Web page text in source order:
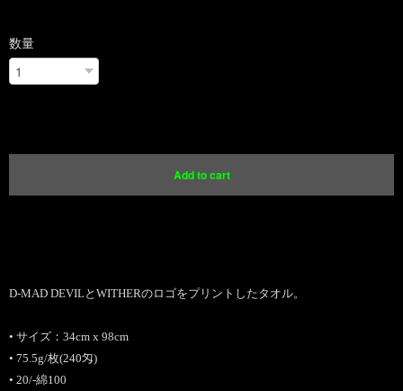
数量
Add to cart
D-MAD DEVILとWITHERのロゴをプリントしたタオル。
• サイズ：34cm х 98cm
• 75.5g/枚(240匁)
• 20/-綿100